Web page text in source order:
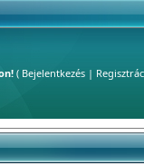
( Bejelentkezés|